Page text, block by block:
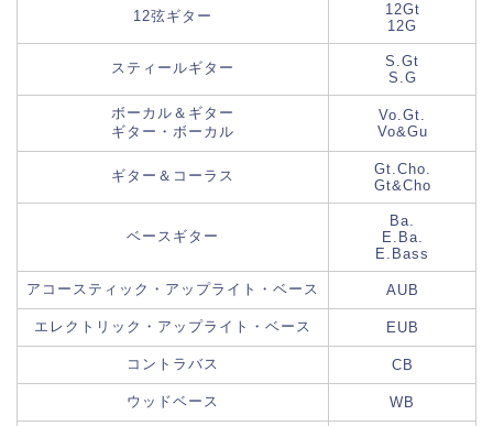
12弦ギター
12Gt
12G
スティールギター
S.Gt
S.G
ボーカル＆ギター
ギター・ボーカル
Vo.Gt.
Vo&Gu
ギター＆コーラス
Gt.Cho.
Gt&Cho
ベースギター
Ba.
E.Ba.
E.Bass
アコースティック・アップライト・ベース AUB
エレクトリック・アップライト・ベース EUB
コントラバス CB
ウッドベース WB